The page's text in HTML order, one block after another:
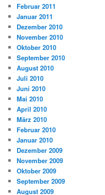
Februar 2011
Januar 2011
Dezember 2010
November 2010
Oktober 2010
September 2010
August 2010
Juli 2010
Juni 2010
Mai 2010
April 2010
März 2010
Februar 2010
Januar 2010
Dezember 2009
November 2009
Oktober 2009
September 2009
August 2009